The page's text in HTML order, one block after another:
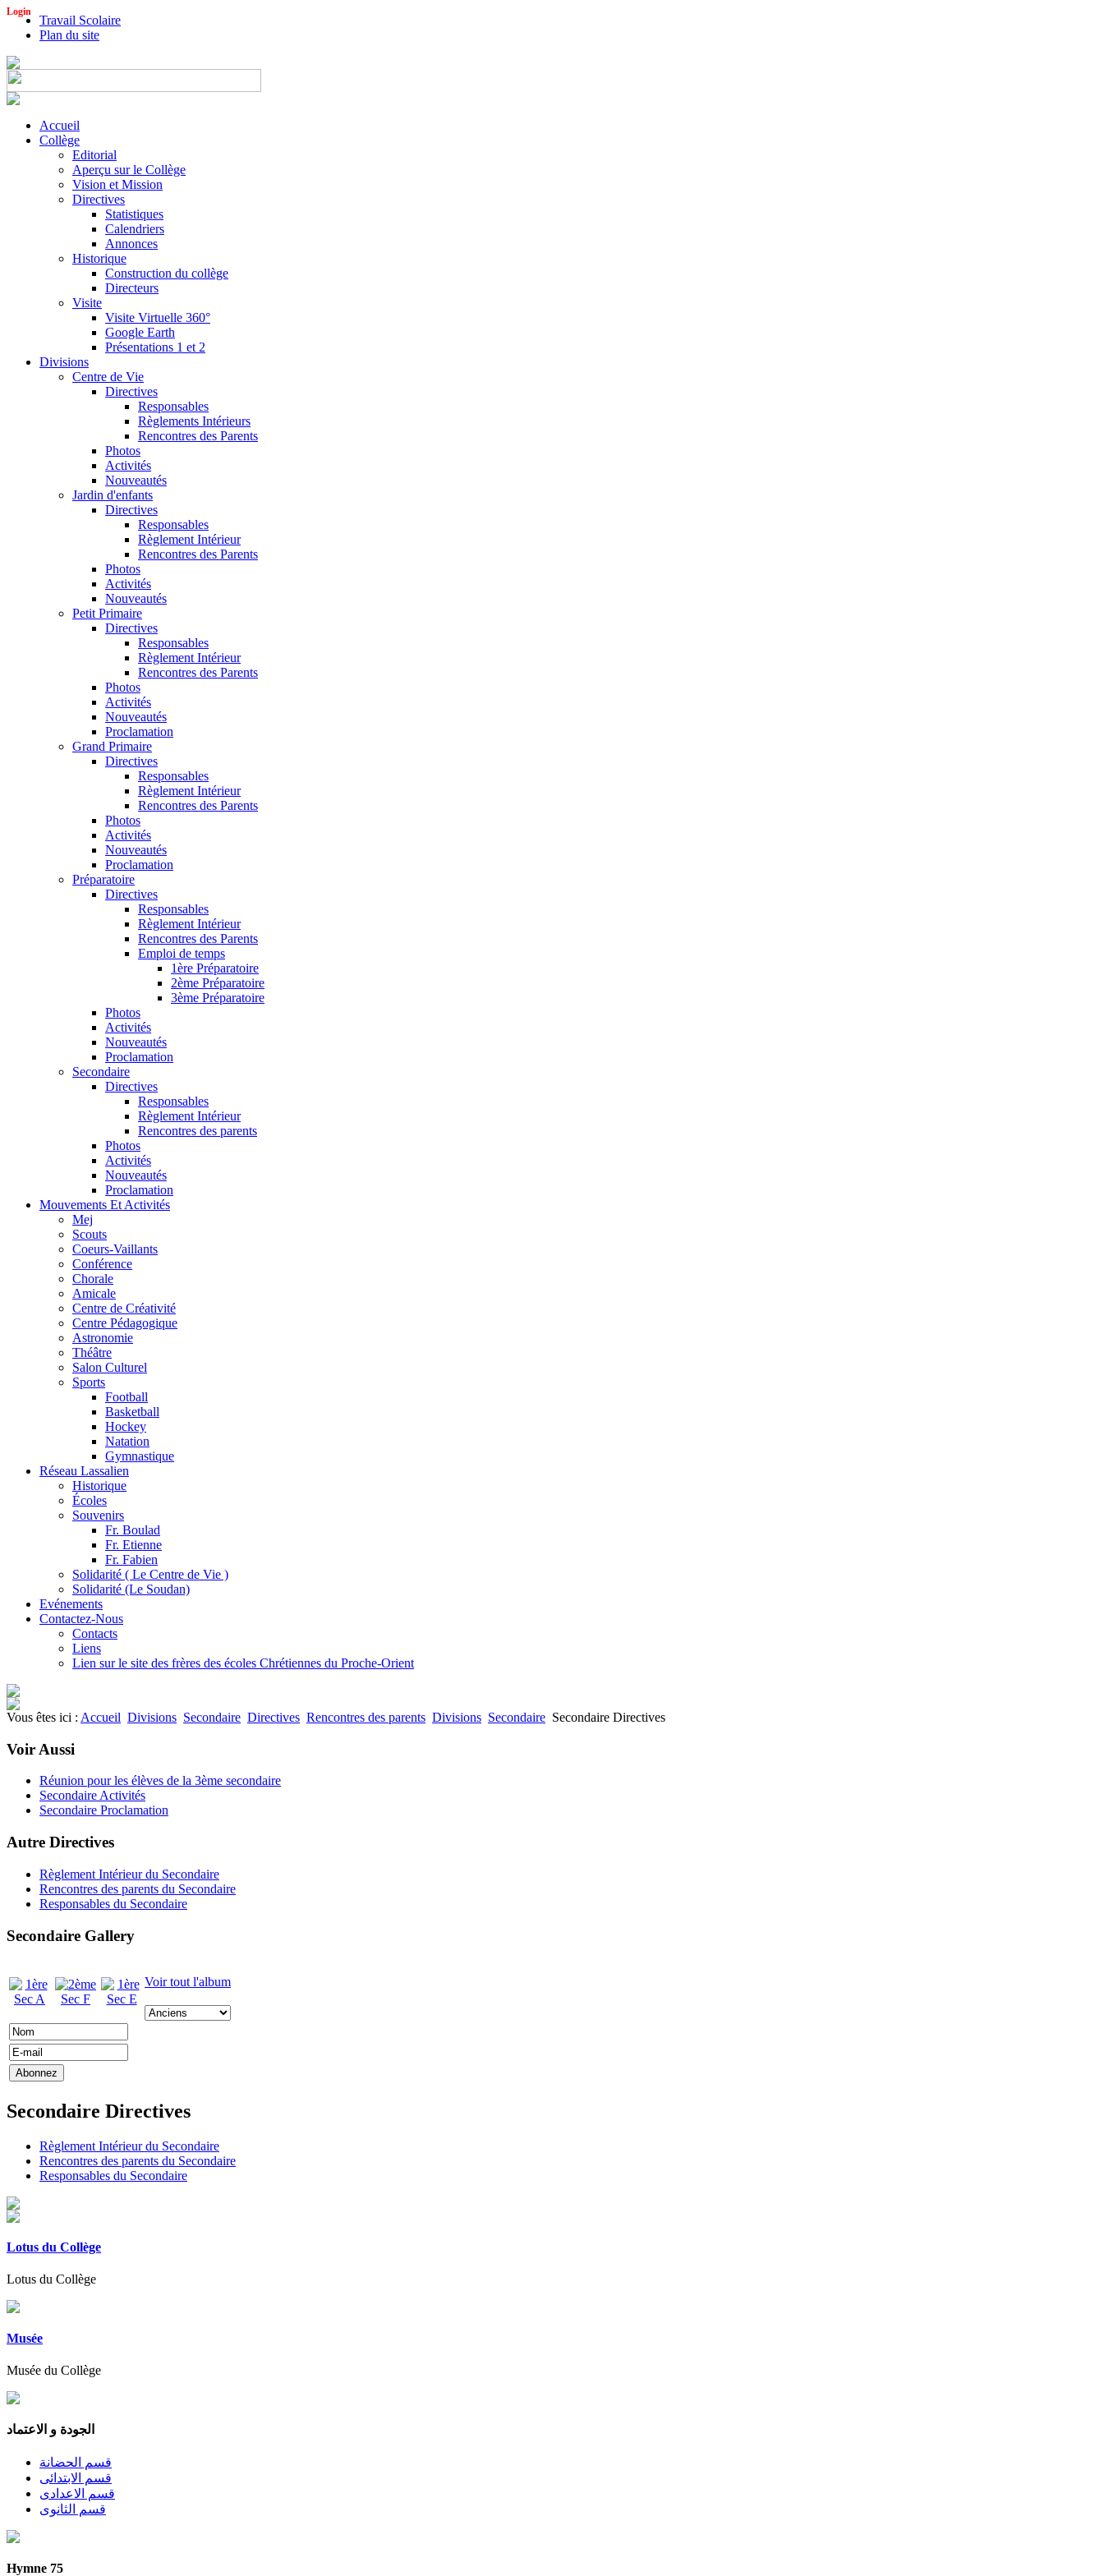
Login
Travail Scolaire
Plan du site
Accueil
Collège
Editorial
Aperçu sur le Collège
Vision et Mission
Directives
Statistiques
Calendriers
Annonces
Historique
Construction du collège
Directeurs
Visite
Visite Virtuelle 360°
Google Earth
Présentations 1 et 2
Divisions
Centre de Vie
Directives
Responsables
Règlements Intérieurs
Rencontres des Parents
Photos
Activités
Nouveautés
Jardin d'enfants
Directives
Responsables
Règlement Intérieur
Rencontres des Parents
Photos
Activités
Nouveautés
Petit Primaire
Directives
Responsables
Règlement Intérieur
Rencontres des Parents
Photos
Activités
Nouveautés
Proclamation
Grand Primaire
Directives
Responsables
Règlement Intérieur
Rencontres des Parents
Photos
Activités
Nouveautés
Proclamation
Préparatoire
Directives
Responsables
Règlement Intérieur
Rencontres des Parents
Emploi de temps
1ère Préparatoire
2ème Préparatoire
3ème Préparatoire
Photos
Activités
Nouveautés
Proclamation
Secondaire
Directives
Responsables
Règlement Intérieur
Rencontres des parents
Photos
Activités
Nouveautés
Proclamation
Mouvements Et Activités
Mej
Scouts
Coeurs-Vaillants
Conférence
Chorale
Amicale
Centre de Créativité
Centre Pédagogique
Astronomie
Théâtre
Salon Culturel
Sports
Football
Basketball
Hockey
Natation
Gymnastique
Réseau Lassalien
Historique
Écoles
Souvenirs
Fr. Boulad
Fr. Etienne
Fr. Fabien
Solidarité ( Le Centre de Vie )
Solidarité (Le Soudan)
Evénements
Contactez-Nous
Contacts
Liens
Lien sur le site des frères des écoles Chrétiennes du Proche-Orient
Vous êtes ici : Accueil Divisions Secondaire Directives Rencontres des parents Divisions Secondaire Secondaire Directives
Voir Aussi
Réunion pour les élèves de la 3ème secondaire
Secondaire Activités
Secondaire Proclamation
Autre Directives
Règlement Intérieur du Secondaire
Rencontres des parents du Secondaire
Responsables du Secondaire
Secondaire Gallery
Voir tout l'album
Secondaire Directives
Règlement Intérieur du Secondaire
Rencontres des parents du Secondaire
Responsables du Secondaire
Lotus du Collège
Lotus du Collège
Musée
Musée du Collège
الجودة و الاعتماد
قسم الحضانة
قسم الابتدائى
قسم الاعدادى
قسم الثانوى
Hymne 75